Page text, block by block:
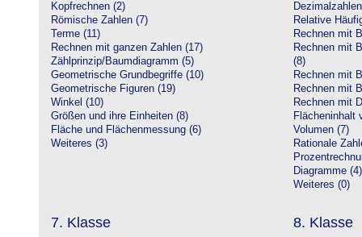
Kopfrechnen (2)
Römische Zahlen (7)
Terme (11)
Rechnen mit ganzen Zahlen (17)
Zählprinzip/Baumdiagramm (5)
Geometrische Grundbegriffe (10)
Geometrische Figuren (19)
Winkel (10)
Größen und ihre Einheiten (8)
Fläche und Flächenmessung (6)
Weiteres (3)
Relative
Rechnen mit
Rechnen mit
(8)
Rechnen mit
Rechnen mit
Rechnen mit
Flächeninhalt
Volumen (7)
Rationale
Diagramme (4)
Weiteres (0)
7. Klasse 8. Klasse